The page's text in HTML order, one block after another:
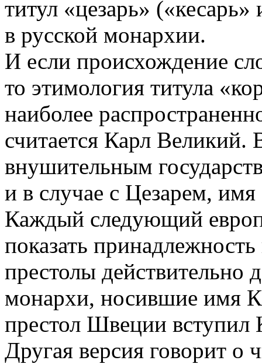
титул «цезарь»
в русской монархии.
И если происхождение
то этимология титула
наиболее
считается Карл Великий.
внушительным
и в случае с Цезарем,
Каждый следующий
показать
престолы действительно
монархи, носившие имя
престол Швеции вступил
Другая версия говорит о